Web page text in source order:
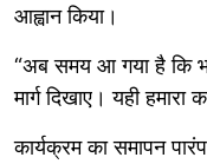
आह्वान किया।
“अब समय आ गया है कि
मार्ग दिखाए। यही हमारा
कार्यक्रम का समापन